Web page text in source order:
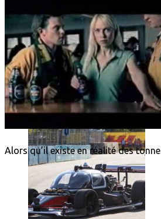
Roborace : une voiture autonome
Alors qu’il existe en réalité des